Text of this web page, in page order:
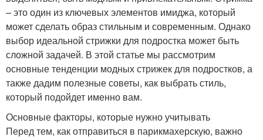
– это один из ключевых элементов имиджа, который
может сделать образ стильным и современным. Однако
выбор идеальной стрижки для подростка может быть
сложной задачей. В этой статье мы рассмотрим
основные тенденции модных стрижек для подростков, а
также дадим полезные советы, как выбрать стиль,
который подойдет именно вам.
Основные факторы, которые нужно учитывать
Перед тем, как отправиться в парикмахерскую, важно